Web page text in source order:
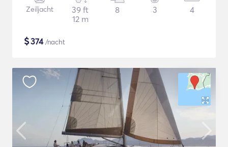
Zeiljacht
39 ft
12 m
8 3 4
$374/nacht